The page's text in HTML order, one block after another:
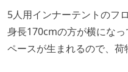
5人用インナーテントのフ
身長170cmの方が横にな
ペースが生まれるので、荷